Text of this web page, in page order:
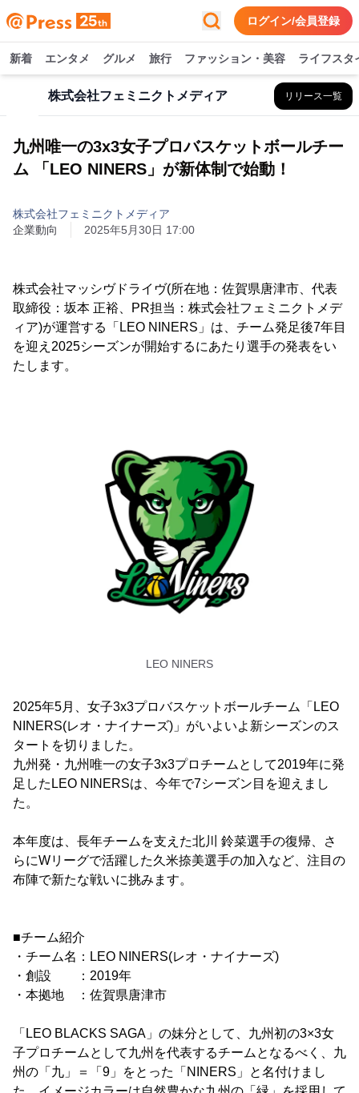
ログイン/会員登録
新着 エンタメ グルメ 旅行 ファッション・美容 ライフスタ
株式会社フェミニクトメディア リリース一覧
九州唯一の3x3女子プロバスケットボールチー
ム 「LEO NINERS」が新体制で始動！
株式会社フェミニクトメディア
企業動向
2025年5月30日 17:00
株式会社マッシヴドライヴ(所在地：佐賀県唐津市、代表
取締役：坂本 正裕、PR担当：株式会社フェミニクトメデ
ィア)が運営する「LEO NINERS」は、チーム発足後7年目
を迎え2025シーズンが開始するにあたり選手の発表をい
たします。
LEO NINERS
2025年5月、女子3x3プロバスケットボールチーム「LEO
NINERS(レオ・ナイナーズ)」がいよいよ新シーズンのス
タートを切りました。
九州発・九州唯一の女子3x3プロチームとして2019年に発
足したLEO NINERSは、今年で7シーズン目を迎えまし
た。
本年度は、長年チームを支えた北川 鈴菜選手の復帰、さ
らにWリーグで活躍した久米捺美選手の加入など、注目の
布陣で新たな戦いに挑みます。
■チーム紹介
・チーム名：LEO NINERS(レオ・ナイナーズ)
・創設 ：2019年
・本拠地 ：佐賀県唐津市
「LEO BLACKS SAGA」の妹分として、九州初の3×3女
子プロチームとして九州を代表するチームとなるべく、九
州の「九」＝「9」をとった「NINERS」と名付けまし